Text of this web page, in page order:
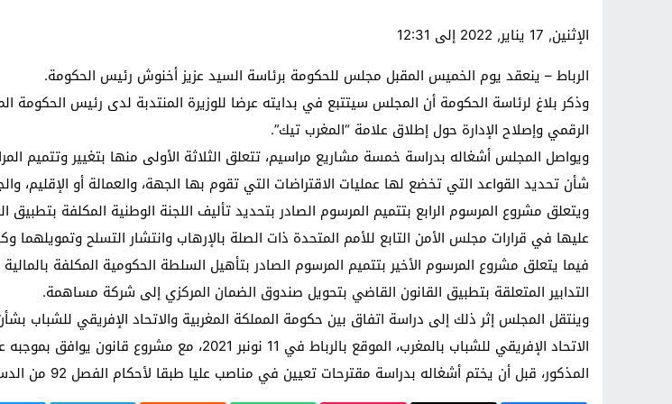
الإثنين, 17 يناير, 2022 إلى 12:31
الرباط – ينعقد يوم الخميس المقبل مجلس للحكومة برئاسة السيد عزيز أخنوش رئيس الحكومة.
وذكر بلاغ لرئاسة الحكومة أن المجلس سيتتبع في بدايته عرضا للوزيرة المنتدبة لدى رئيس الحكومة
الرقمي وإصلاح الإدارة حول إطلاق علامة “المغرب تيك”.
ويواصل المجلس أشغاله بدراسة خمسة مشاريع مراسيم، تتعلق الثلاثة الأولى منها بتغيير وتتميم
شأن تحديد القواعد التي تخضع لها عمليات الاقتراضات التي تقوم بها الجهة، والعمالة أو الإقليم،
ويتعلق مشروع المرسوم الرابع بتتميم المرسوم الصادر بتحديد تأليف اللجنة الوطنية المكلفة
عليها في قرارات مجلس الأمن التابع للأمم المتحدة ذات الصلة بالإرهاب وانتشار التسلح وتمويلهما
فيما يتعلق مشروع المرسوم الأخير بتتميم المرسوم الصادر بتأهيل السلطة الحكومية المكلفة
التدابير المتعلقة بتطبيق القانون القاضي بتحويل صندوق الضمان المركزي إلى شركة مساهمة.
وينتقل المجلس إثر ذلك إلى دراسة اتفاق بين حكومة المملكة المغربية والاتحاد الإفريقي للشباب
الاتحاد الإفريقي للشباب بالمغرب، الموقع بالرباط في 11 نونبر 2021، مع مشروع
المذكور، قبل أن يختم أشغاله بدراسة مقترحات تعيين في مناصب عليا طبقا لأحكام الفصل 92 من الدستور.